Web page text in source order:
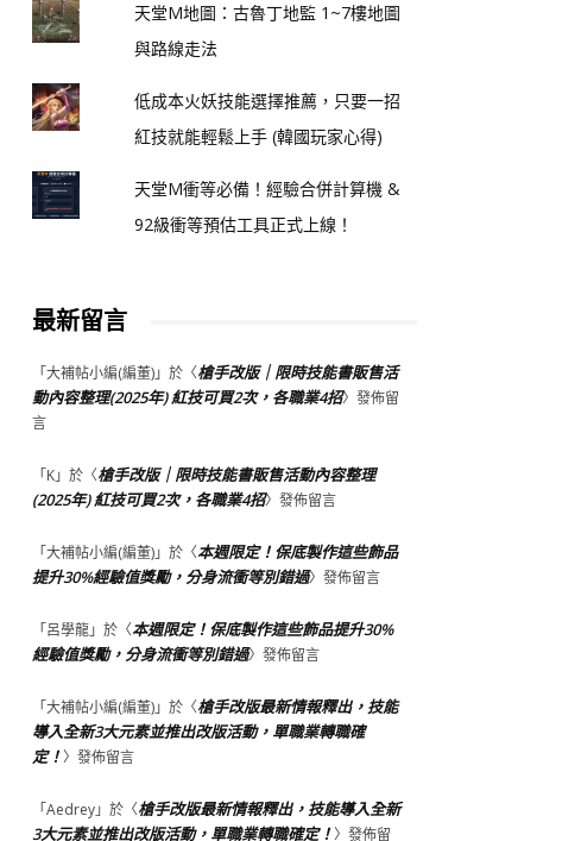
天堂M地圖：古魯丁地監 1~7樓地圖
與路線走法
低成本火妖技能選擇推薦，只要一招
紅技就能輕鬆上手 (韓國玩家心得)
天堂M衝等必備！經驗合併計算機 &
92級衝等預估工具正式上線！
最新留言
「大補帖小編(編董)」於〈槍手改版｜限時技能書販售活
動內容整理(2025年) 紅技可買2次，各職業4招〉發佈留
言
「K」於〈槍手改版｜限時技能書販售活動內容整理
(2025年) 紅技可買2次，各職業4招〉發佈留言
「大補帖小編(編董)」於〈本週限定！保底製作這些飾品
提升30%經驗值獎勵，分身流衝等別錯過〉發佈留言
「呂學龍」於〈本週限定！保底製作這些飾品提升30%
經驗值獎勵，分身流衝等別錯過〉發佈留言
「大補帖小編(編董)」於〈槍手改版最新情報釋出，技能
導入全新3大元素並推出改版活動，單職業轉職確
定！〉發佈留言
「Aedrey」於〈槍手改版最新情報釋出，技能導入全新
3大元素並推出改版活動，單職業轉職確定！〉發佈留